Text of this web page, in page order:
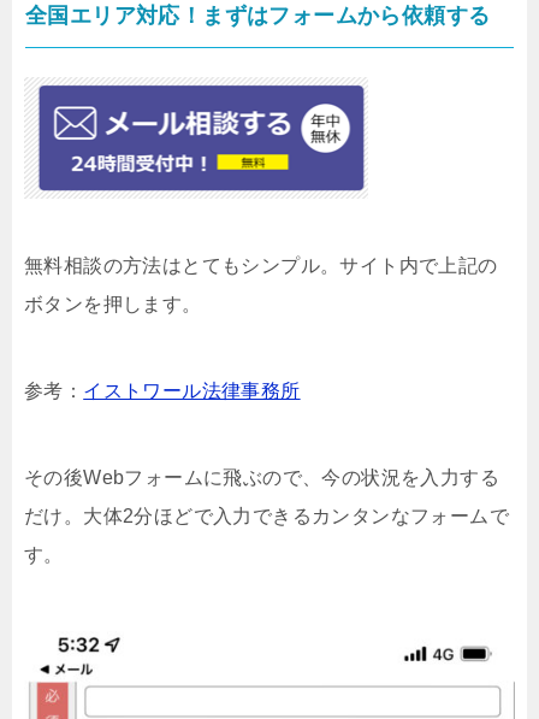
全国エリア対応！まずはフォームから依頼する
無料相談の方法はとてもシンプル。サイト内で上記の
ボタンを押します。
参考： イストワール法律事務所
その後Webフォームに飛ぶので、今の状況を入力する
だけ。大体2分ほどで入力できるカンタンなフォームで
す。